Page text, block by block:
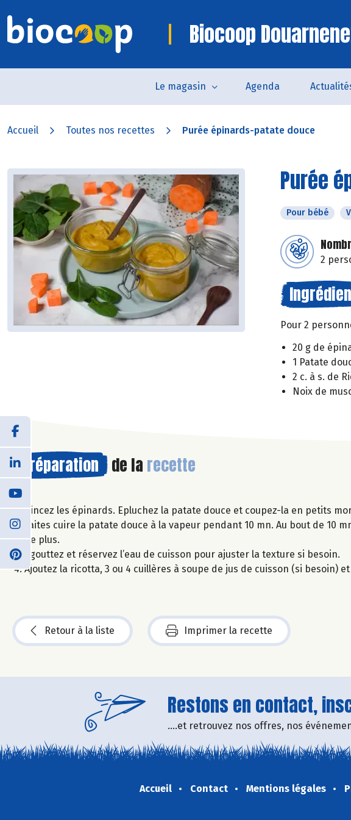
Biocoop
Le magasin Agenda
Accueil Toutes nos recettes Purée épinards-patate douce
Purée
Pour bébé
2
Pour 2
20 g de
1 Patate
2 c. à s. de
Noix de
Préparation de la recette
Rincez les épinards. Epluchez la patate douce et coupez-la en petits
Faites cuire la patate douce à la vapeur pendant 10 mn. Au bout de
de plus.
Egouttez et réservez l’eau de cuisson pour ajuster la texture si besoin.
Ajoutez la ricotta, 3 ou 4 cuillères à soupe de jus de cuisson (si besoin)
Retour à la liste Imprimer la recette
Restons en contact,
....et retrouvez nos offres, nos
Accueil Contact Mentions légales